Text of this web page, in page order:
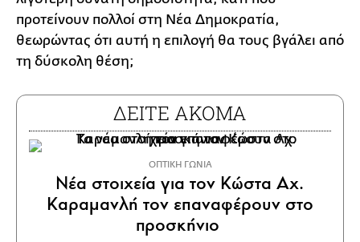
προτείνουν πολλοί στη Νέα Δημοκρατία,
θεωρώντας ότι αυτή η επιλογή θα τους βγάλει από
τη δύσκολη θέση;
ΔΕΙΤΕ ΑΚΟΜΑ
ΟΠΤΙΚΗ ΓΩΝΙΑ
Nέα στοιχεία για τον Κώστα Αχ.
Καραμανλή τον επαναφέρουν στο
προσκήνιο